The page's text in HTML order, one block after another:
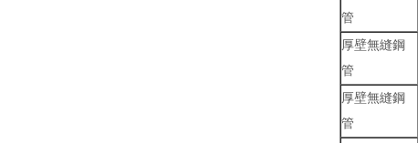
管
厚壁無縫鋼
管
厚壁無縫鋼
管